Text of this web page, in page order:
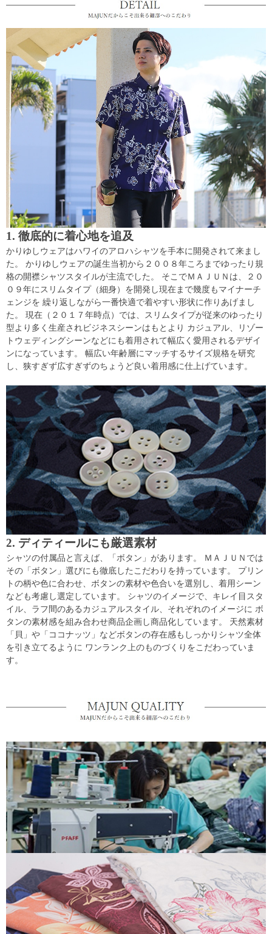
1. 徹底的に着心地を追及
かりゆしウェアはハワイのアロハシャツを手本に開発されて来まし
た。 かりゆしウェアの誕生当初から２００８年ころまでゆったり規
格の開襟シャツスタイルが主流でした。 そこでＭＡＪＵＮは、２０
０９年にスリムタイプ（細身）を開発し現在まで幾度もマイナーチ
ェンジを 繰り返しながら一番快適で着やすい形状に作りあげまし
た。 現在（２０１７年時点）では、スリムタイプが従来のゆったり
型より多く生産されビジネスシーンはもとより カジュアル、リゾー
トウェディングシーンなどにも着用されて幅広く愛用されるデザイ
ンになっています。 幅広い年齢層にマッチするサイズ規格を研究
し、狭すぎず広すぎずのちょうど良い着用感に仕上げています。
2. ディティールにも厳選素材
シャツの付属品と言えば、「ボタン」があります。 ＭＡＪＵＮでは
その「ボタン」選びにも徹底したこだわりを持っています。 プリン
トの柄や色に合わせ、ボタンの素材や色合いを選別し、着用シーン
なども考慮し選定しています。 シャツのイメージで、キレイ目スタ
イル、ラフ間のあるカジュアルスタイル、それぞれのイメージに ボ
タンの素材感を組み合わせ商品企画し商品化しています。 天然素材
「貝」や「ココナッツ」などボタンの存在感もしっかりシャツ全体
を引き立てるように ワンランク上のものづくりをこだわっていま
す。